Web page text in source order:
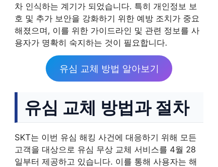
차 인식하는 계기가 되었습니다. 특히 개인정보 보
호 및 추가 보안을 강화하기 위한 예방 조치가 중요
해졌으며, 이를 위한 가이드라인 및 관련 정보를 사
용자가 명확히 숙지하는 것이 필요합니다.
유심 교체 방법 알아보기
유심 교체 방법과 절차
SKT는 이번 유심 해킹 사건에 대응하기 위해 모든
고객을 대상으로 유심 무상 교체 서비스를 4월 28
일부터 제공하고 있습니다. 이를 통해 사용자는 해